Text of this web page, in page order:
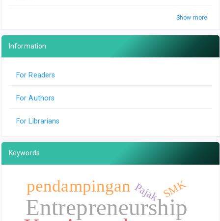
Show more
Information
For Readers
For Authors
For Librarians
Keywords
Entrepreneurship
pendampingan Pajak SMK